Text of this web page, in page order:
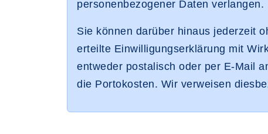
personenbezogener Daten verlangen.
Sie können darüber hinaus jederzeit
erteilte Einwilligungserklärung mit
entweder postalisch oder per E-Mail
die Portokosten. Wir verweisen